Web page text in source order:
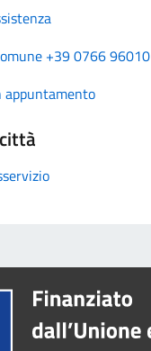
+39 0766 96010
appuntamento